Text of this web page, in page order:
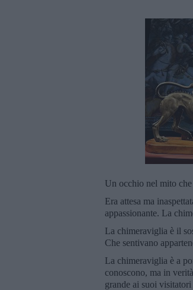
Un occhio nel mito
Era attesa ma
appassionante. La
La chimeraviglia è il
Che sentivano
La chimeraviglia è a
conoscono, ma in
grande ai suoi